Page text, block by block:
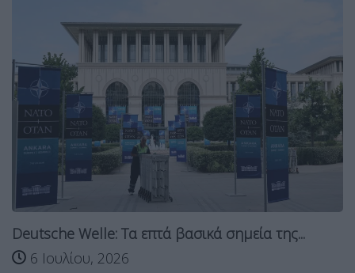
Deutsche Welle: Τα επτά βασικά σημεία της...
6 Ιουλίου, 2026